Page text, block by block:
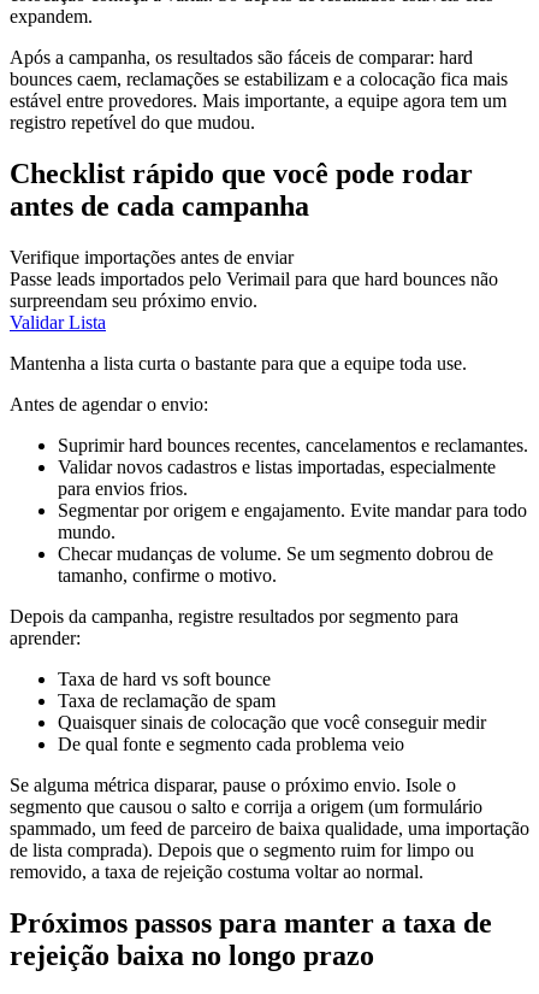
expandem.
Após a campanha, os resultados são fáceis de comparar: hard
bounces caem, reclamações se estabilizam e a colocação fica mais
estável entre provedores. Mais importante, a equipe agora tem um
registro repetível do que mudou.
Checklist rápido que você pode rodar
antes de cada campanha
Verifique importações antes de enviar
Passe leads importados pelo Verimail para que hard bounces não
surpreendam seu próximo envio.
Validar Lista
Mantenha a lista curta o bastante para que a equipe toda use.
Antes de agendar o envio:
Suprimir hard bounces recentes, cancelamentos e reclamantes.
Validar novos cadastros e listas importadas, especialmente
para envios frios.
Segmentar por origem e engajamento. Evite mandar para todo
mundo.
Checar mudanças de volume. Se um segmento dobrou de
tamanho, confirme o motivo.
Depois da campanha, registre resultados por segmento para
aprender:
Taxa de hard vs soft bounce
Taxa de reclamação de spam
Quaisquer sinais de colocação que você conseguir medir
De qual fonte e segmento cada problema veio
Se alguma métrica disparar, pause o próximo envio. Isole o
segmento que causou o salto e corrija a origem (um formulário
spammado, um feed de parceiro de baixa qualidade, uma importação
de lista comprada). Depois que o segmento ruim for limpo ou
removido, a taxa de rejeição costuma voltar ao normal.
Próximos passos para manter a taxa de
rejeição baixa no longo prazo